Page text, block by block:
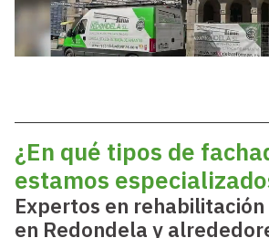
¿En qué tipos de
estamos
Expertos en
en Redondela y